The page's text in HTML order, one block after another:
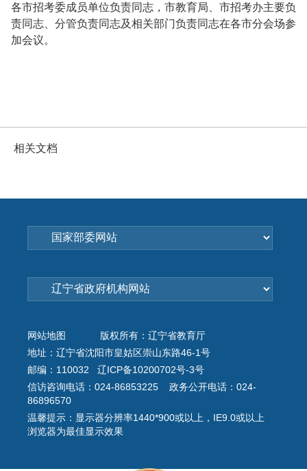
各市招考委成员单位负责同志，市教育局、市招考办主要负
责同志、分管负责同志及相关部门负责同志在各市分会场参
加会议。
相关文档
网站地图
版权所有：辽宁省教育厅
地址：辽宁省沈阳市皇姑区崇山东路46-1号
邮编：110032 辽ICP备10200702号-3号
信访咨询电话：024-86853225 政务公开电话：024-
86896570
温馨提示：显示器分辨率1440*900或以上，IE9.0或以上
浏览器为最佳显示效果